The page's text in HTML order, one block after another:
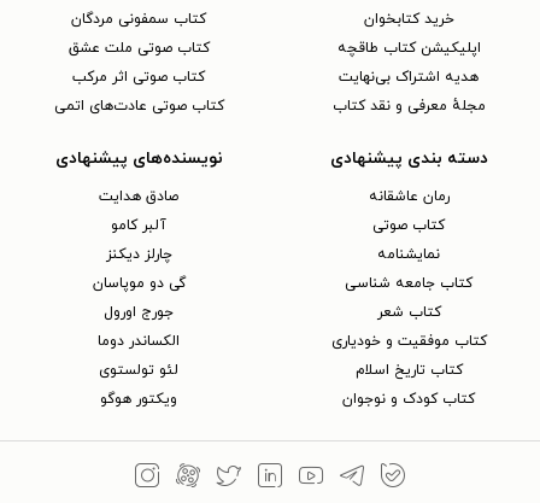
خرید کتابخوان
اپلیکیشن کتاب طاقچه
هدیه اشتراک بی‌نهایت
مجلهٔ معرفی و نقد کتاب
کتاب سمفونی مردگان
کتاب صوتی ملت عشق
کتاب صوتی اثر مرکب
کتاب صوتی عادت‌های اتمی
دسته بندی پیشنهادی
رمان عاشقانه
کتاب‌ صوتی
نمایشنامه
کتاب جامعه شناسی
کتاب شعر
کتاب موفقیت و خودیاری
کتاب تاریخ اسلام
کتاب کودک و نوجوان
نویسنده‌های پیشنهادی
صادق هدایت
آلبر کامو
چارلز دیکنز
گی دو موپاسان
جورج اورول
الکساندر دوما
لئو تولستوی
ویکتور هوگو